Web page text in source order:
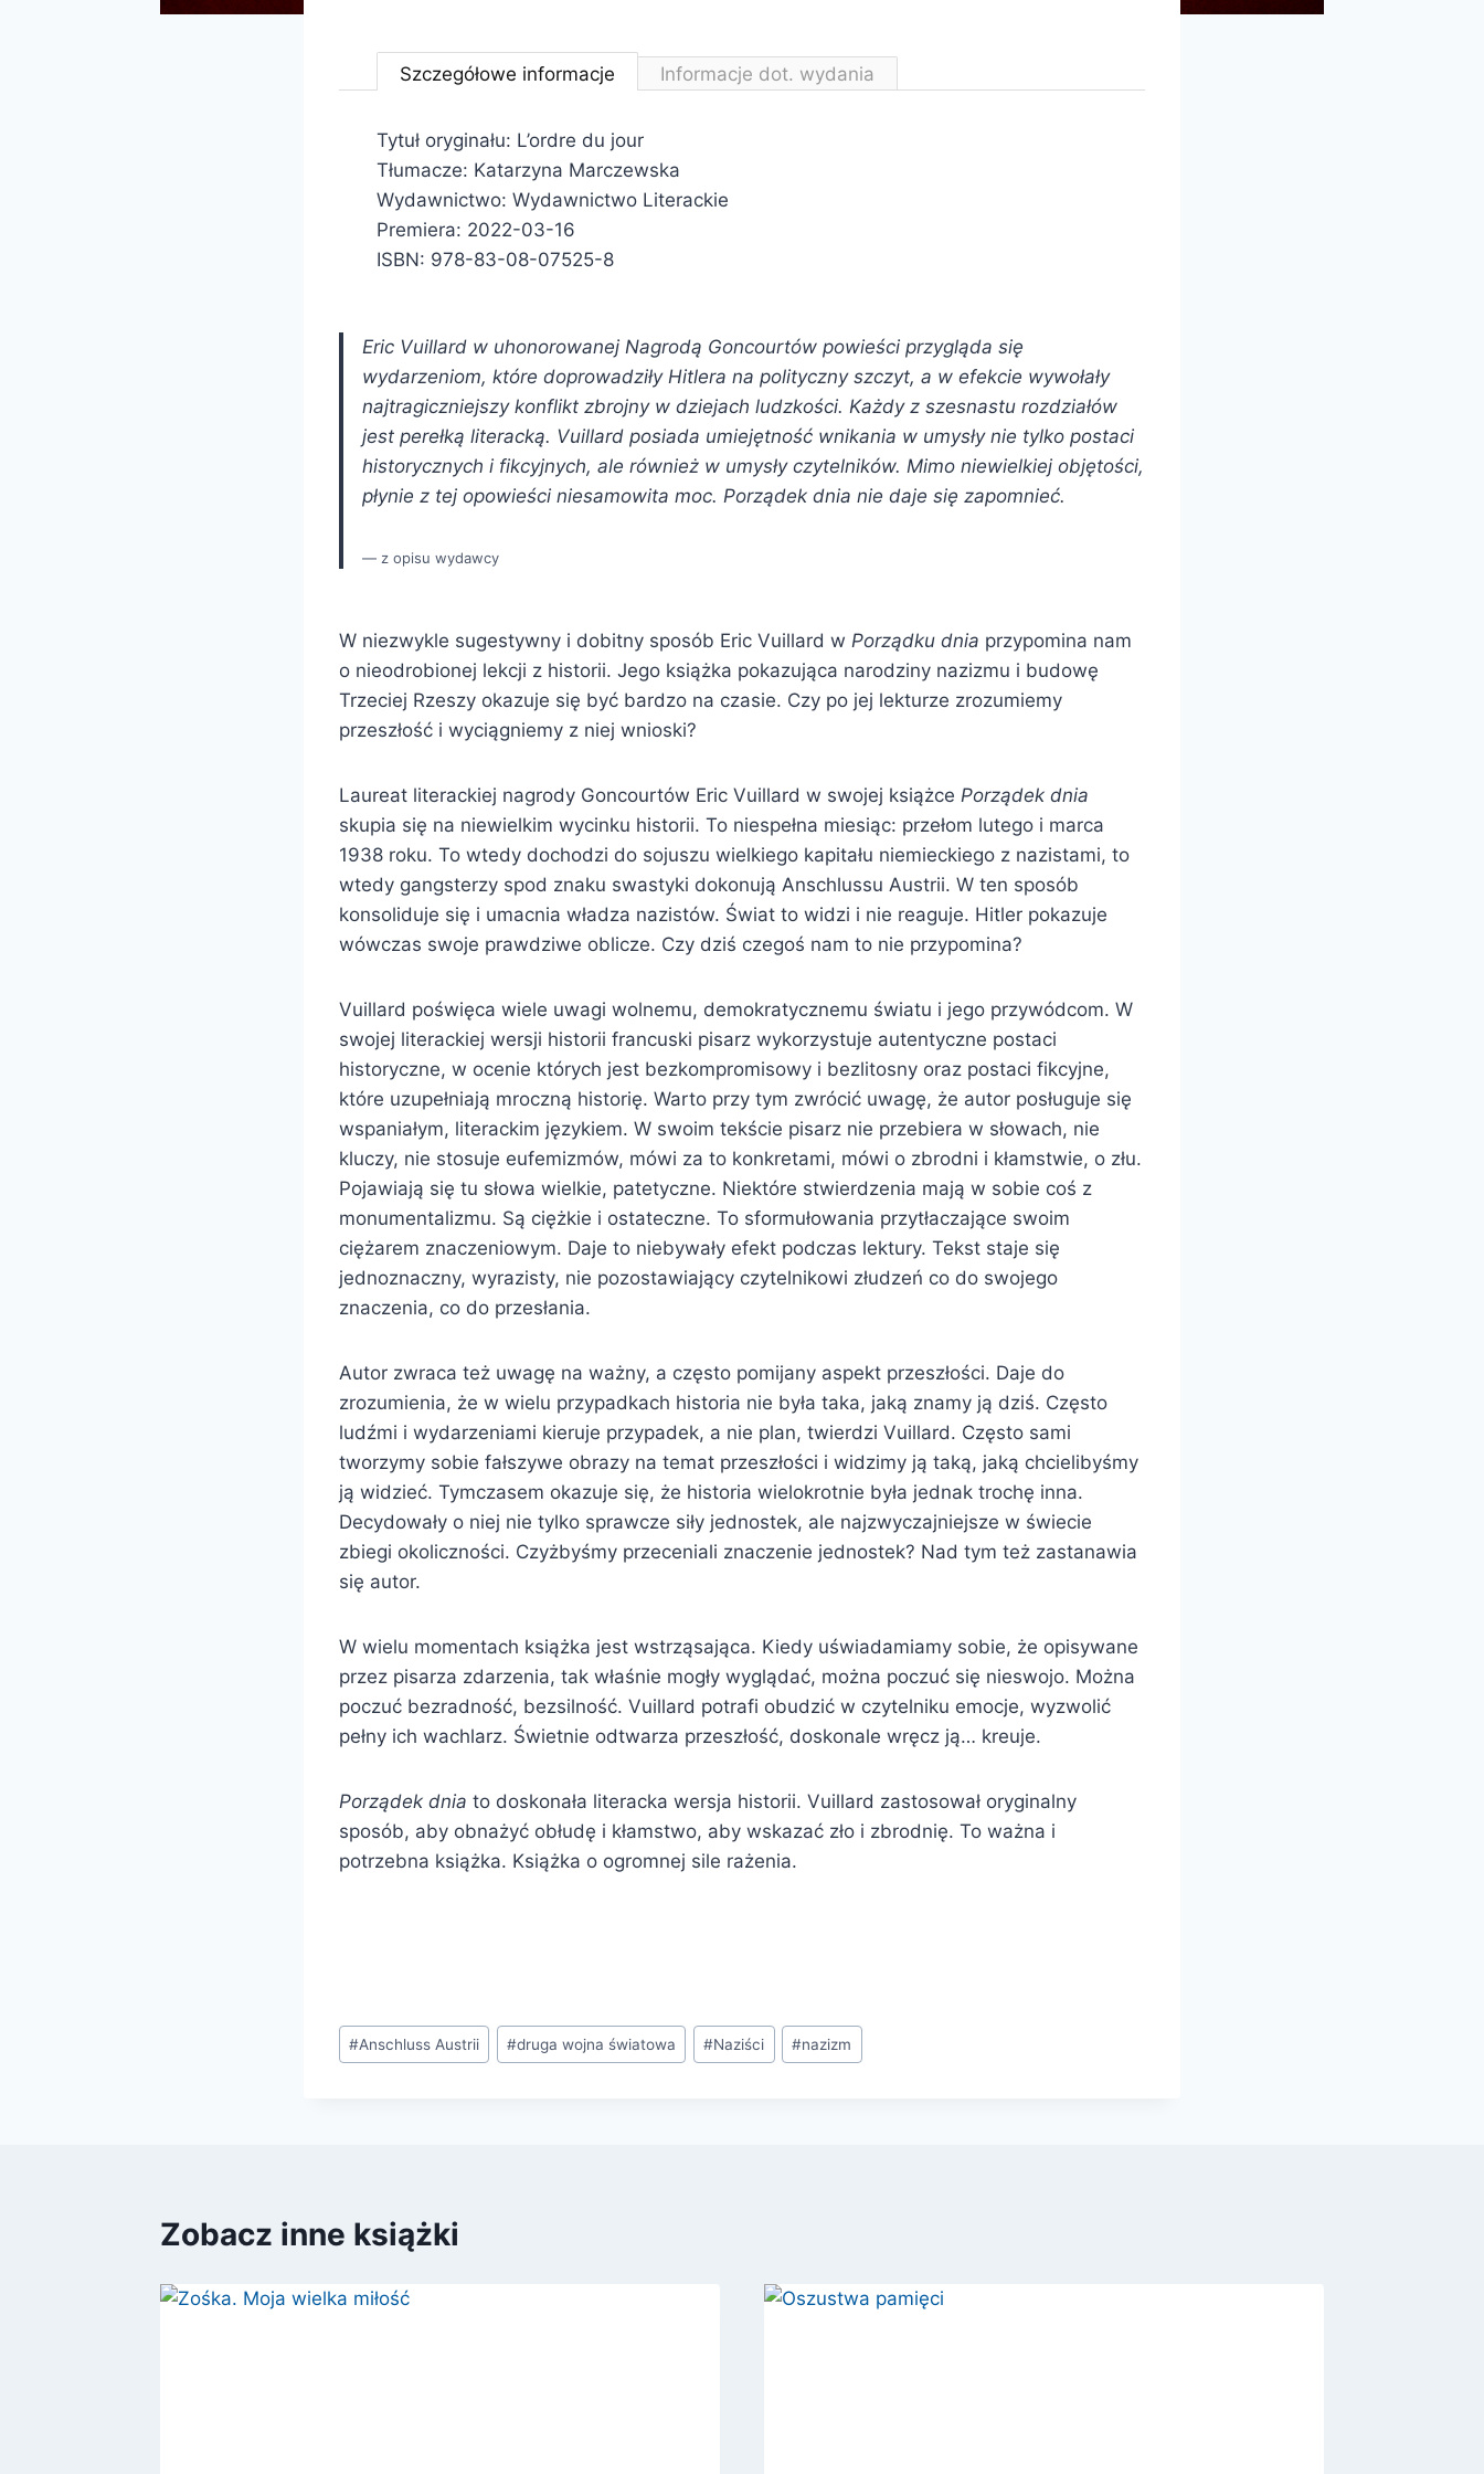
Szczegółowe informacje Informacje dot. wydania
Tytuł oryginału: L’ordre du jour
Tłumacze: Katarzyna Marczewska
Wydawnictwo: Wydawnictwo Literackie
Premiera: 2022-03-16
ISBN: 978-83-08-07525-8
Eric Vuillard w uhonorowanej Nagrodą Goncourtów powieści przygląda się
wydarzeniom, które doprowadziły Hitlera na polityczny szczyt, a w efekcie wywołały
najtragiczniejszy konflikt zbrojny w dziejach ludzkości. Każdy z szesnastu rozdziałów
jest perełką literacką. Vuillard posiada umiejętność wnikania w umysły nie tylko postaci
historycznych i fikcyjnych, ale również w umysły czytelników. Mimo niewielkiej objętości,
płynie z tej opowieści niesamowita moc. Porządek dnia nie daje się zapomnieć.
z opisu wydawcy
W niezwykle sugestywny i dobitny sposób Eric Vuillard w Porządku dnia przypomina nam
o nieodrobionej lekcji z historii. Jego książka pokazująca narodziny nazizmu i budowę
Trzeciej Rzeszy okazuje się być bardzo na czasie. Czy po jej lekturze zrozumiemy
przeszłość i wyciągniemy z niej wnioski?
Laureat literackiej nagrody Goncourtów Eric Vuillard w swojej książce Porządek dnia
skupia się na niewielkim wycinku historii. To niespełna miesiąc: przełom lutego i marca
1938 roku. To wtedy dochodzi do sojuszu wielkiego kapitału niemieckiego z nazistami, to
wtedy gangsterzy spod znaku swastyki dokonują Anschlussu Austrii. W ten sposób
konsoliduje się i umacnia władza nazistów. Świat to widzi i nie reaguje. Hitler pokazuje
wówczas swoje prawdziwe oblicze. Czy dziś czegoś nam to nie przypomina?
Vuillard poświęca wiele uwagi wolnemu, demokratycznemu światu i jego przywódcom. W
swojej literackiej wersji historii francuski pisarz wykorzystuje autentyczne postaci
historyczne, w ocenie których jest bezkompromisowy i bezlitosny oraz postaci fikcyjne,
które uzupełniają mroczną historię. Warto przy tym zwrócić uwagę, że autor posługuje się
wspaniałym, literackim językiem. W swoim tekście pisarz nie przebiera w słowach, nie
kluczy, nie stosuje eufemizmów, mówi za to konkretami, mówi o zbrodni i kłamstwie, o złu.
Pojawiają się tu słowa wielkie, patetyczne. Niektóre stwierdzenia mają w sobie coś z
monumentalizmu. Są ciężkie i ostateczne. To sformułowania przytłaczające swoim
ciężarem znaczeniowym. Daje to niebywały efekt podczas lektury. Tekst staje się
jednoznaczny, wyrazisty, nie pozostawiający czytelnikowi złudzeń co do swojego
znaczenia, co do przesłania.
Autor zwraca też uwagę na ważny, a często pomijany aspekt przeszłości. Daje do
zrozumienia, że w wielu przypadkach historia nie była taka, jaką znamy ją dziś. Często
ludźmi i wydarzeniami kieruje przypadek, a nie plan, twierdzi Vuillard. Często sami
tworzymy sobie fałszywe obrazy na temat przeszłości i widzimy ją taką, jaką chcielibyśmy
ją widzieć. Tymczasem okazuje się, że historia wielokrotnie była jednak trochę inna.
Decydowały o niej nie tylko sprawcze siły jednostek, ale najzwyczajniejsze w świecie
zbiegi okoliczności. Czyżbyśmy przeceniali znaczenie jednostek? Nad tym też zastanawia
się autor.
W wielu momentach książka jest wstrząsająca. Kiedy uświadamiamy sobie, że opisywane
przez pisarza zdarzenia, tak właśnie mogły wyglądać, można poczuć się nieswojo. Można
poczuć bezradność, bezsilność. Vuillard potrafi obudzić w czytelniku emocje, wyzwolić
pełny ich wachlarz. Świetnie odtwarza przeszłość, doskonale wręcz ją… kreuje.
Porządek dnia to doskonała literacka wersja historii. Vuillard zastosował oryginalny
sposób, aby obnażyć obłudę i kłamstwo, aby wskazać zło i zbrodnię. To ważna i
potrzebna książka. Książka o ogromnej sile rażenia.
Tagi
wpisu:
#Anschluss Austrii #druga wojna światowa #Naziści #nazizm
Zobacz inne książki